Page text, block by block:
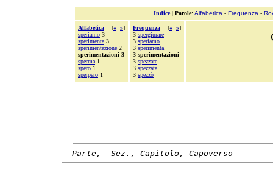
Indice| Parole: Alfabetica - Frequenza -
Alfabetica [« »]
speriamo 3
sperimenta 3
sperimentazione 2
sperimentazioni 3
sperma 1
spero 1
sperpero 1
Frequenza [« »]
3 spergiurare
3 speriamo
3 sperimenta
3 sperimentazioni
3 spezzare
3 spezzata
3 spezzò
Parte,  Sez., Capitolo, Capoverso